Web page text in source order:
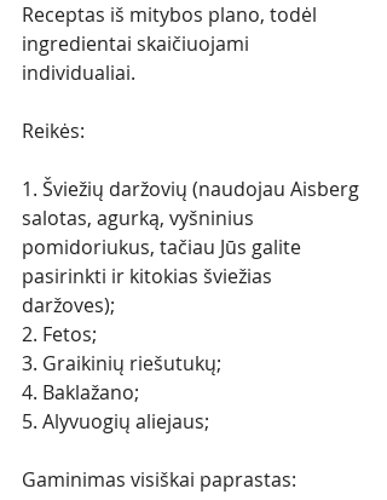
Receptas iš mitybos plano, todėl
ingredientai skaičiuojami
individualiai.
Reikės:
1. Šviežių daržovių (naudojau Aisberg
salotas, agurką, vyšninius
pomidoriukus, tačiau Jūs galite
pasirinkti ir kitokias šviežias
daržoves);
2. Fetos;
3. Graikinių riešutukų;
4. Baklažano;
5. Alyvuogių aliejaus;
Gaminimas visiškai paprastas: